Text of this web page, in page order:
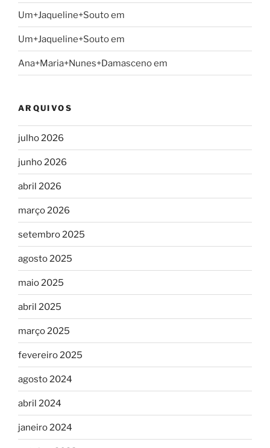
Um+Jaqueline+Soutoem
Um+Jaqueline+Soutoem
Ana+Maria+Nunes+Damascenoem
ARQUIVOS
julho 2026
junho 2026
abril 2026
março 2026
setembro 2025
agosto 2025
maio 2025
abril 2025
março 2025
fevereiro 2025
agosto 2024
abril 2024
janeiro 2024